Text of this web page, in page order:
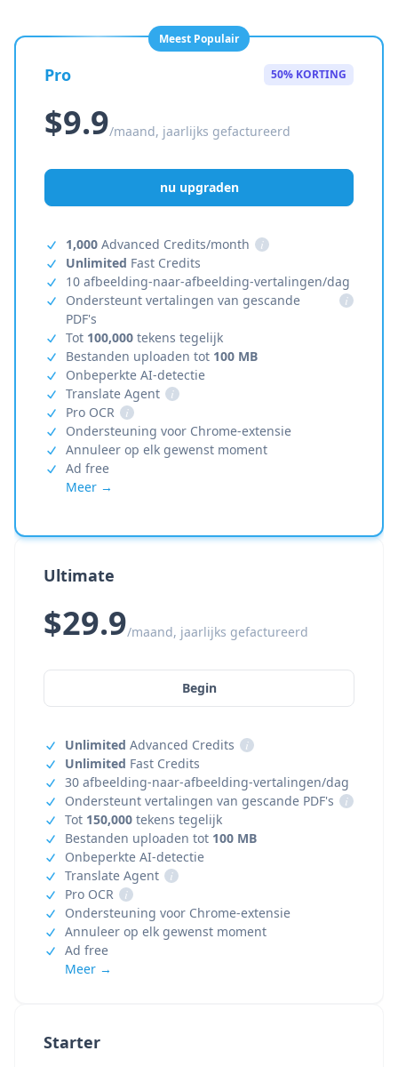
Starter
Meest Populair
Pro 50% KORTING
$9.9/maand, jaarlijks gefactureerd
nu upgraden
1,000 Advanced Credits/month
i
Unlimited Fast Credits
10 afbeelding-naar-afbeelding-vertalingen/dag
Ondersteunt vertalingen van gescande
PDF's
i
Tot 100,000 tekens tegelijk
Bestanden uploaden tot 100 MB
Onbeperkte AI-detectie
Translate Agent
i
Pro OCR
i
Ondersteuning voor Chrome-extensie
Annuleer op elk gewenst moment
Ad free
Meer →
Ultimate
$29.9/maand, jaarlijks gefactureerd
Begin
Unlimited Advanced Credits
i
Unlimited Fast Credits
30 afbeelding-naar-afbeelding-vertalingen/dag
Ondersteunt vertalingen van gescande PDF's
i
Tot 150,000 tekens tegelijk
Bestanden uploaden tot 100 MB
Onbeperkte AI-detectie
Translate Agent
i
Pro OCR
i
Ondersteuning voor Chrome-extensie
Annuleer op elk gewenst moment
Ad free
Meer →